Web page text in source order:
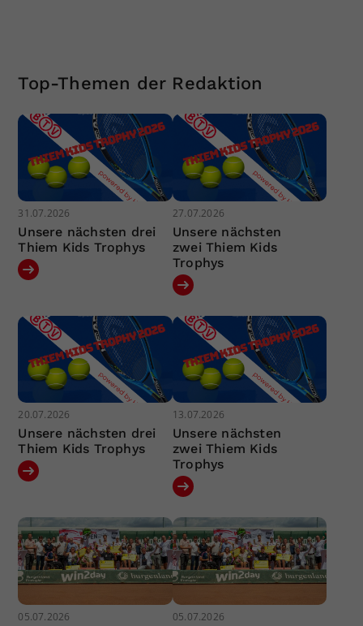
Top-Themen der Redaktion
31.07.2026
Unsere nächsten drei
Thiem Kids Trophys
27.07.2026
Unsere nächsten
zwei Thiem Kids
Trophys
20.07.2026
Unsere nächsten drei
Thiem Kids Trophys
13.07.2026
Unsere nächsten
zwei Thiem Kids
Trophys
05.07.2026 05.07.2026